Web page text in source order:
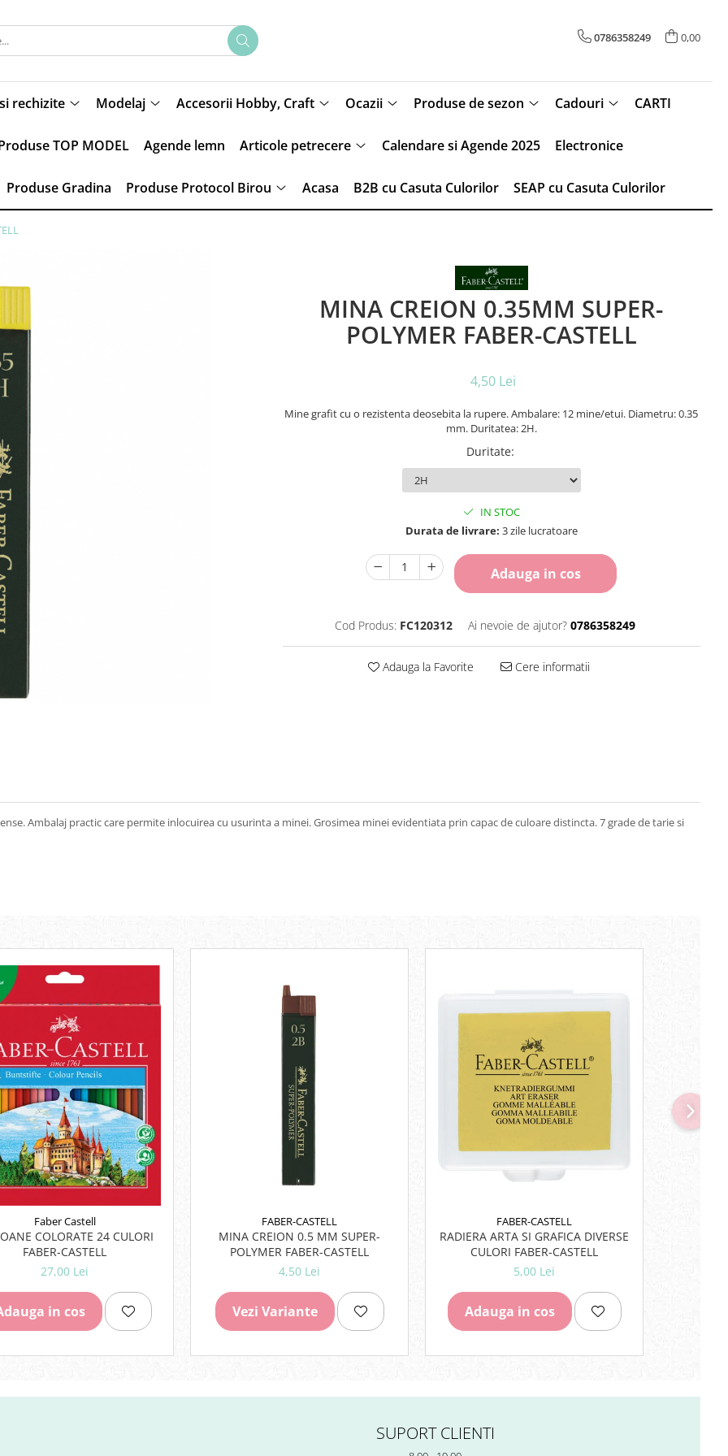
0786358249 0,00
rechizite Modelaj Accesorii Hobby, Craft Ocazii Produse de sezon Cadouri CARTI
TOP MODEL Agende lemn Articole petrecere Calendare si Agende 2025 Electronice
Produse Gradina Produse Protocol Birou Acasa B2B cu Casuta Culorilor SEAP cu Casuta Culorilor
MINA CREION 0.35MM SUPER-
POLYMER FABER-CASTELL
4,50 Lei
Mine grafit cu o rezistenta deosebita la rupere. Ambalare: 12 mine/etui. Diametru: 0.35
mm. Duritatea: 2H.
Duritate:
IN STOC
Durata de livrare: 3 zile lucratoare
Adauga in cos
Cod Produs: FC120312 Ai nevoie de ajutor? 0786358249
Adauga la Favorite Cere informatii
Ambalaj practic care permite inlocuirea cu usurinta a minei. Grosimea minei evidentiata prin capac de culoare distincta. 7 grade de tarie si
Faber Castell
COLORATE 24 CULORI
FABER-CASTELL
27,00 Lei
in cos
FABER-CASTELL
MINA CREION 0.5 MM SUPER-
POLYMER FABER-CASTELL
4,50 Lei
Vezi Variante
FABER-CASTELL
RADIERA ARTA SI GRAFICA DIVERSE
CULORI FABER-CASTELL
5,00 Lei
Adauga in cos
SUPORT CLIENTI